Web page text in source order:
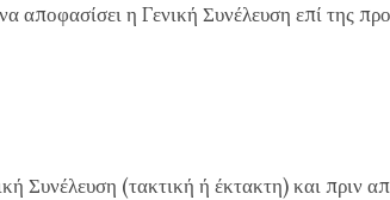
αποφασίσει η Γενική Συνέλευση επί της
Συνέλευση (τακτική ή έκτακτη) και πριν